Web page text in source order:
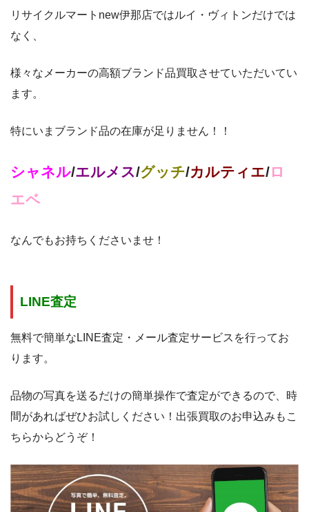
リサイクルマートnew伊那店ではルイ・ヴィトンだけでは
なく、
様々なメーカーの高額ブランド品買取させていただいてい
ます。
特にいまブランド品の在庫が足りません！！
シャネル/エルメス/グッチ/カルティエ/ロ
エベ
なんでもお持ちくださいませ！
LINE査定
無料で簡単なLINE査定・メール査定サービスを行ってお
ります。
品物の写真を送るだけの簡単操作で査定ができるので、時
間があればぜひお試しください！出張買取のお申込みもこ
ちらからどうぞ！